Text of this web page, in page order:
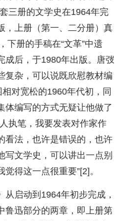
三册的文学史在1964年完
，上册（第一、二分册）真
下册的手稿在“文革”中遗
成后，于1980年出版。唐弢
复杂，可以说既欣慰教材编
对宽松的1960年代初，同
体编写的方式无疑让他做了
执笔，我要发表对作家作
看法，也许是错误的，也许
写文学史，可以讲出一点别
得这一点很重要”[2]。
从启动到1964年初步完成，
鲁迅部分的两章，即上册第